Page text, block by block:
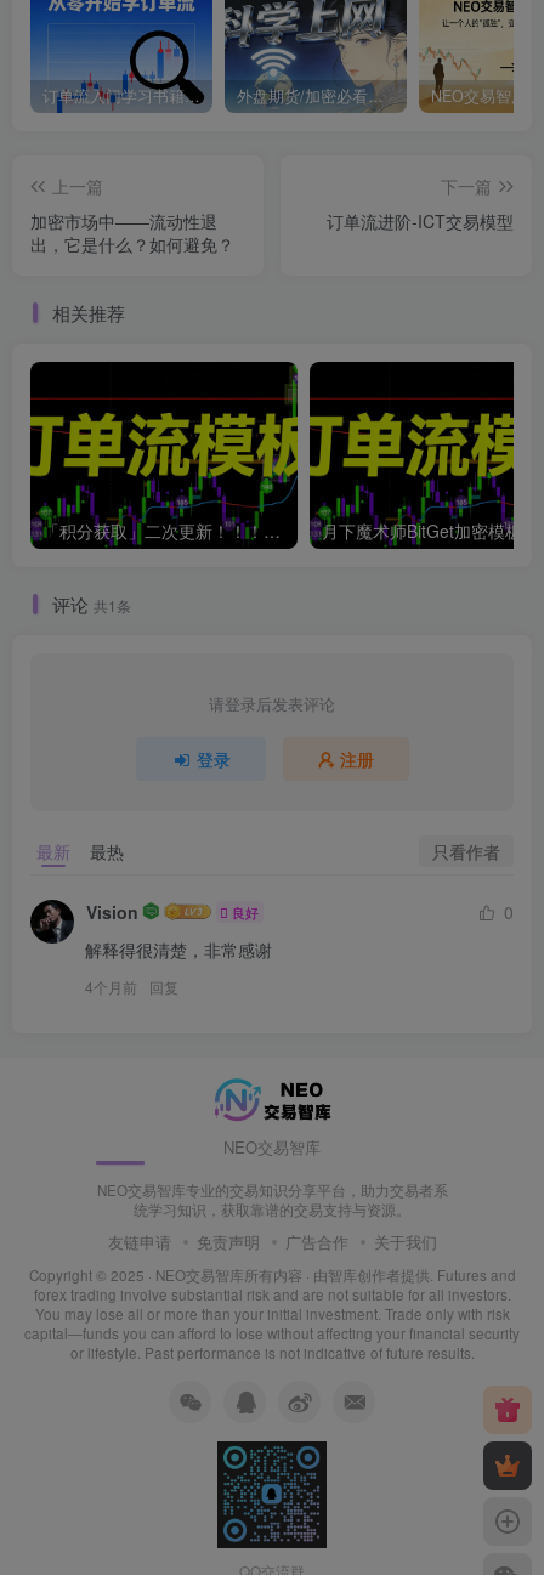
订单流入门学习书籍下载 外盘期货/加密必看！科学上网推荐！
上一篇
加密市场中——流动性退
出，它是什么？如何避免？
下一篇
订单流进阶-ICT交易模型
相关推荐
「积分获取」二次更新！！！ATAS加密模板3.25（BN数据源参数） 月下魔术师BitGet加密模板
评论 共1条
请登录后发表评论
登录 注册
最新 最热 只看作者
Vision 良好
0
解释得很清楚，非常感谢
4个月前 回复
NEO交易智库
NEO交易智库专业的交易知识分享平台，助力交易者系
统学习知识，获取靠谱的交易支持与资源。
友链申请 免责声明 广告合作 关于我们
Copyright © 2025 · NEO交易智库所有内容 · 由智库创作者提供. Futures and
forex trading involve substantial risk and are not suitable for all investors.
You may lose all or more than your initial investment. Trade only with risk
capital—funds you can afford to lose without affecting your financial security
or lifestyle. Past performance is not indicative of future results.